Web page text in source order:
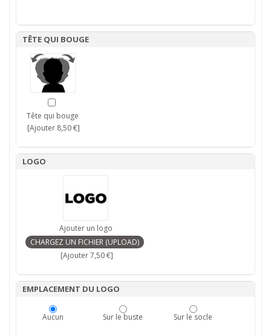
TÊTE QUI BOUGE
Tête qui bouge
[Ajouter 8,50 €]
LOGO
Ajouter un logo
[Ajouter 7,50 €]
EMPLACEMENT DU LOGO
Aucun Sur le buste Sur le socle